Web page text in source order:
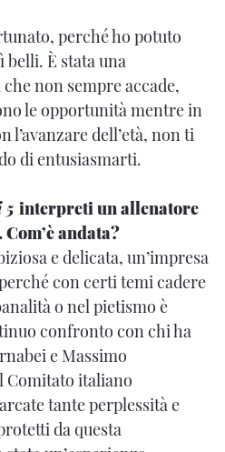
perché ho potuto
È stata una
non sempre accade,
le opportunità mentre in
l’avanzare dell’età, non ti
di entusiasmarti.
interpreti un allenatore
andata?
e delicata, un’impresa
con certi temi cadere
o nel pietismo è
confronto con chi ha
e Massimo
Comitato italiano
tante perplessità e
da questa